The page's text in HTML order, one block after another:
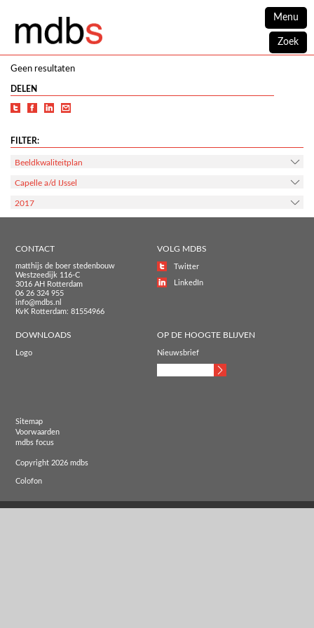
Menu
Zoek
Geen resultaten
DELEN
FILTER:
Beeldkwaliteitplan
Capelle a/d IJssel
2017
CONTACT
matthijs de boer stedenbouw
Westzeedijk 116-C
3016 AH Rotterdam
06 26 324 955
info@mdbs.nl
KvK Rotterdam: 81554966
VOLG MDBS
Twitter
LinkedIn
DOWNLOADS
Logo
OP DE HOOGTE BLIJVEN
Nieuwsbrief
Sitemap
Voorwaarden
mdbs focus
Copyright 2026 mdbs
Colofon